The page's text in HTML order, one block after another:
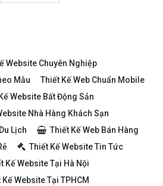
Website Chuyên Nghiệp
Mẫu
Thiết Kế Web Chuẩn Mobile
Website Bất Động Sản
Nhà Hàng Khách Sạn
Lịch
Thiết Kế Web Bán Hàng
Thiết Kế Website Tin Tức
Kế Website Tại Hà Nội
Kế Website Tại TPHCM